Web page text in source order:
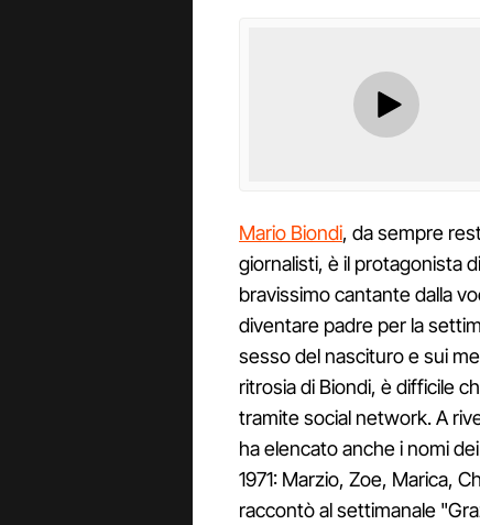
Mario Biondi, da sempre
giornalisti, è il protagonista
bravissimo cantante dalla
diventare padre per la
sesso del nascituro e sui
ritrosia di Biondi, è difficile
tramite social network. A
ha elencato anche i nomi
1971: Marzio, Zoe, Marica,
raccontò al settimanale